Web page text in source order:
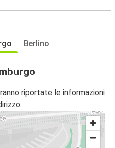
Berlino
riportate le informazioni